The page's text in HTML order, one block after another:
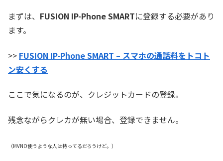
まずは、 FUSION IP-Phone SMARTに登録する必要があり
ます。
>> FUSION IP-Phone SMART – スマホの通話料をトコト
ン安くする
ここで気になるのが、クレジットカードの登録。
残念ながらクレカが無い場合、登録できません。
（MVNO使うような人は持ってるだろうけど。）